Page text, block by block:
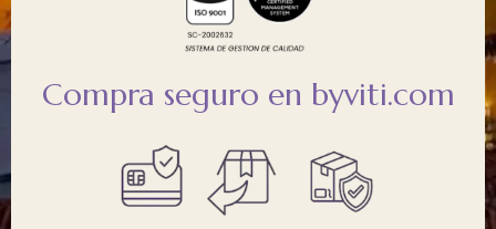
Compra seguro en byviti.com